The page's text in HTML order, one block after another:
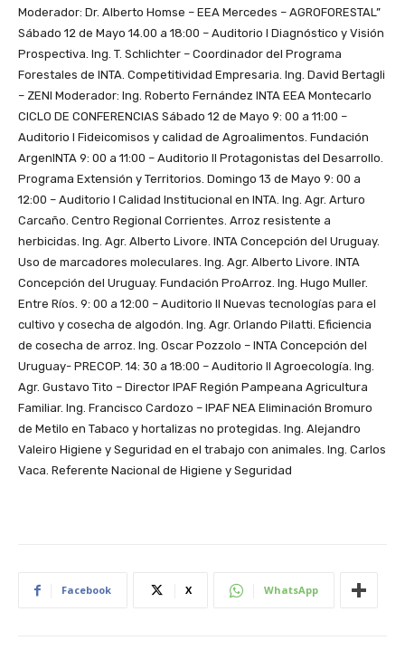
Moderador: Dr. Alberto Homse – EEA Mercedes ­­– AGROFORESTAL”
Sábado 12 de Mayo 14.00 a 18:00 – Auditorio I Diagnóstico y Visión
Prospectiva. Ing. T. Schlichter – Coordinador del Programa
Forestales de INTA. Competitividad Empresaria. Ing. David Bertagli
– ZENI Moderador: Ing. Roberto Fernández INTA EEA Montecarlo
CICLO DE CONFERENCIAS Sábado 12 de Mayo 9: 00 a 11:00 –
Auditorio I Fideicomisos y calidad de Agroalimentos. Fundación
ArgenINTA 9: 00 a 11:00 – Auditorio II Protagonistas del Desarrollo.
Programa Extensión y Territorios. Domingo 13 de Mayo 9: 00 a
12:00 – Auditorio I Calidad Institucional en INTA. Ing. Agr. Arturo
Carcaño. Centro Regional Corrientes. Arroz resistente a
herbicidas. Ing. Agr. Alberto Livore. INTA Concepción del Uruguay.
Uso de marcadores moleculares. Ing. Agr. Alberto Livore. INTA
Concepción del Uruguay. Fundación ProArroz. Ing. Hugo Muller.
Entre Ríos. 9: 00 a 12:00 – Auditorio II Nuevas tecnologías para el
cultivo y cosecha de algodón. Ing. Agr. Orlando Pilatti. Eficiencia
de cosecha de arroz. Ing. Oscar Pozzolo – INTA Concepción del
Uruguay- PRECOP. 14: 30 a 18:00 – Auditorio II Agroecología. Ing.
Agr. Gustavo Tito – Director IPAF Región Pampeana Agricultura
Familiar. Ing. Francisco Cardozo – IPAF NEA Eliminación Bromuro
de Metilo en Tabaco y hortalizas no protegidas. Ing. Alejandro
Valeiro Higiene y Seguridad en el trabajo con animales. Ing. Carlos
Vaca. Referente Nacional de Higiene y Seguridad
Facebook X WhatsApp